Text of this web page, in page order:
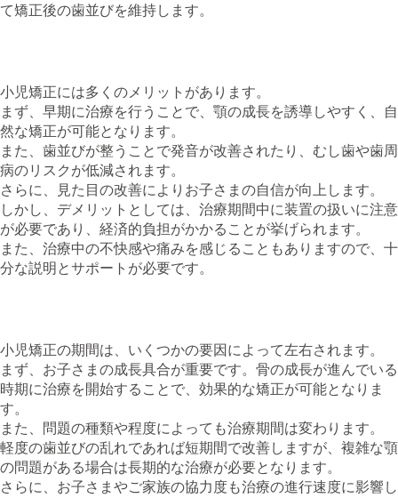
て矯正後の歯並びを維持します。
小児矯正には多くのメリットがあります。
まず、早期に治療を行うことで、顎の成長を誘導しやすく、自
然な矯正が可能となります。
また、歯並びが整うことで発音が改善されたり、むし歯や歯周
病のリスクが低減されます。
さらに、見た目の改善によりお子さまの自信が向上します。
しかし、デメリットとしては、治療期間中に装置の扱いに注意
が必要であり、経済的負担がかかることが挙げられます。
また、治療中の不快感や痛みを感じることもありますので、十
分な説明とサポートが必要です。
小児矯正の期間は、いくつかの要因によって左右されます。
まず、お子さまの成長具合が重要です。骨の成長が進んでいる
時期に治療を開始することで、効果的な矯正が可能となりま
す。
また、問題の種類や程度によっても治療期間は変わります。
軽度の歯並びの乱れであれば短期間で改善しますが、複雑な顎
の問題がある場合は長期的な治療が必要となります。
さらに、お子さまやご家族の協力度も治療の進行速度に影響し